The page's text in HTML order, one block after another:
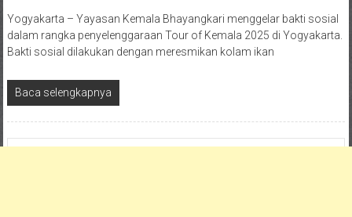
Yogyakarta – Yayasan Kemala Bhayangkari menggelar bakti sosial
dalam rangka penyelenggaraan Tour of Kemala 2025 di Yogyakarta.
Bakti sosial dilakukan dengan meresmikan kolam ikan
Baca selengkapnya